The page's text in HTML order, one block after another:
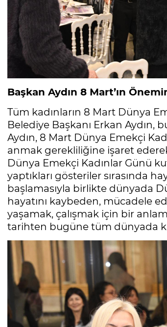
Başkan Aydın 8 Mart’ın
Tüm kadınların 8 Mart Dünya
Belediye Başkanı Erkan Aydın,
Aydın, 8 Mart Dünya Emekçi
anmak gerekliliğine işaret
Dünya Emekçi Kadınlar Günü
yaptıkları gösteriler sırasında
başlamasıyla birlikte dünyada
hayatını kaybeden, mücadele
yaşamak, çalışmak için bir
tarihten bugüne tüm dünyada